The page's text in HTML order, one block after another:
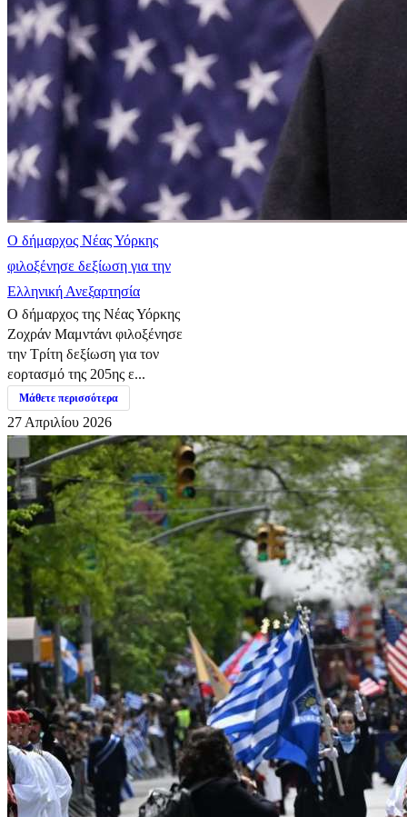
Ο δήμαρχος Νέας Υόρκης
φιλοξένησε δεξίωση για την
Ελληνική Ανεξαρτησία
Ο δήμαρχος της Νέας Υόρκης
Ζοχράν Μαμντάνι φιλοξένησε
την Τρίτη δεξίωση για τον
εορτασμό της 205ης ε...
Μάθετε περισσότερα
27 Απριλίου 2026